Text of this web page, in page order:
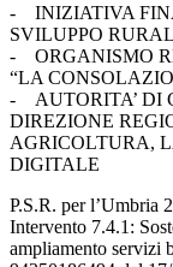
- INIZIATIVA
SVILUPPO
- ORGANISMO
“LA
- AUTORITA’ DI
DIREZIONE
AGRICOLTURA,
DIGITALE
P.S.R. per l’Umbria
Intervento 7.4.1:
ampliamento servizi